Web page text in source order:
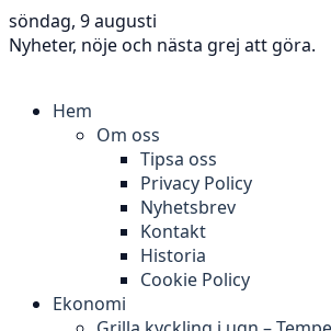
söndag, 9 augusti
Nyheter, nöje och nästa grej att göra.
Hem
Om oss
Tipsa oss
Privacy Policy
Nyhetsbrev
Kontakt
Historia
Cookie Policy
Ekonomi